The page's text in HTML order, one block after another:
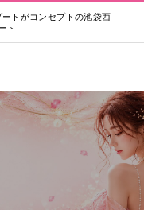
ートがコンセプトの池袋西
ト